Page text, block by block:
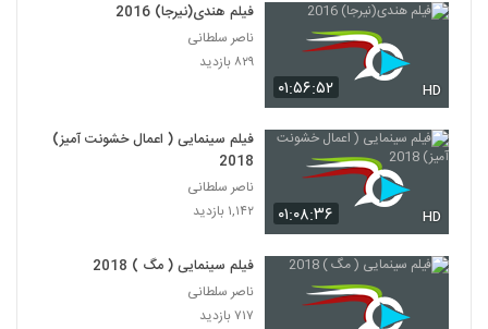
۰۱:۵۶:۵۲ HD
فیلم هندی(نیرجا) 2016
ناصر سلطانی
۸۲۹ بازدید
۰۱:۰۸:۳۶ HD
فیلم سینمایی ( اعمال خشونت آمیز)
2018
ناصر سلطانی
۱,۱۴۲ بازدید
فیلم سینمایی ( مگ ) 2018
ناصر سلطانی
۷۱۷ بازدید